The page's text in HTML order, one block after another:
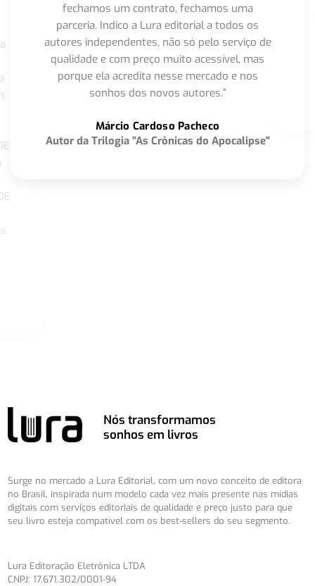
fechamos um contrato, fechamos uma
parceria. Indico a Lura editorial a todos os
autores independentes, não só pelo serviço de
qualidade e com preço muito acessível, mas
porque ela acredita nesse mercado e nos
sonhos dos novos autores.”
Márcio Cardoso Pacheco
Autor da Trilogia "As Crônicas do Apocalipse"
Nós transformamos
sonhos em livros
Surge no mercado a Lura Editorial, com um novo conceito de editora
no Brasil, inspirada num modelo cada vez mais presente nas mídias
digitais com serviços editoriais de qualidade e preço justo para que
seu livro esteja compatível com os best-sellers do seu segmento.
Lura Editoração Eletrônica LTDA
CNPJ: 17.671.302/0001-94